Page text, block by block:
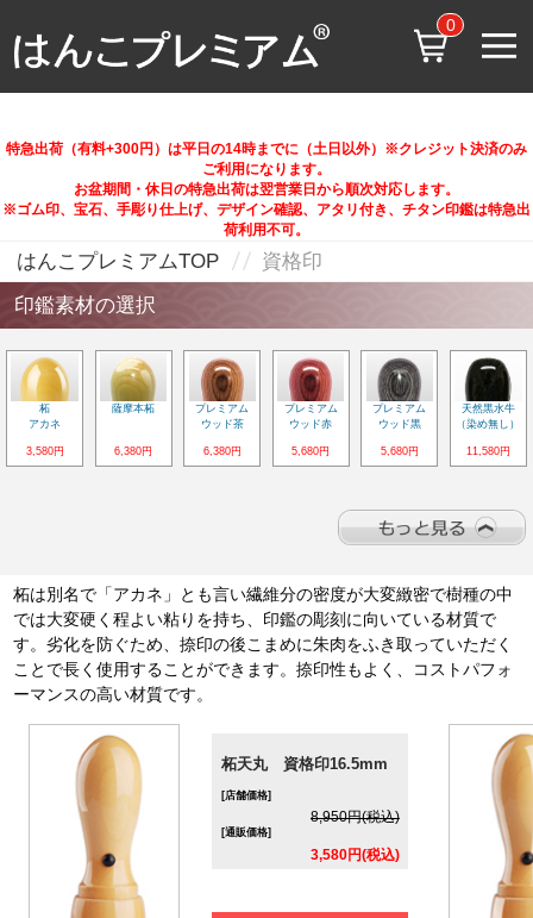
0
特急出荷（有料+300円）は平日の14時までに（土日以外）※クレジット決済のみ
ご利用になります。
お盆期間・休日の特急出荷は翌営業日から順次対応します。
※ゴム印、宝石、手彫り仕上げ、デザイン確認、アタリ付き、チタン印鑑は特急出
荷利用不可。
はんこプレミアムTOP
資格印
印鑑素材の選択
柘
アカネ
3,580円
薩摩本柘
6,380円
プレミアム
ウッド茶
6,380円
プレミアム
ウッド赤
5,680円
プレミアム
ウッド黒
5,680円
天然黒水牛
（染め無し）
11,580円
15,680円 13,980円
柘は別名で「アカネ」とも言い繊維分の密度が大変緻密で樹種の中
では大変硬く程よい粘りを持ち、印鑑の彫刻に向いている材質で
す。劣化を防ぐため、捺印の後こまめに朱肉をふき取っていただく
ことで長く使用することができます。捺印性もよく、コストパフォ
ーマンスの高い材質です。
柘天丸 資格印16.5mm
[店舗価格]
8,950円(税込)
[通販価格]
3,580円(税込)